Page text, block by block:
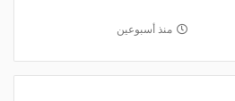
منذ أسبوعين